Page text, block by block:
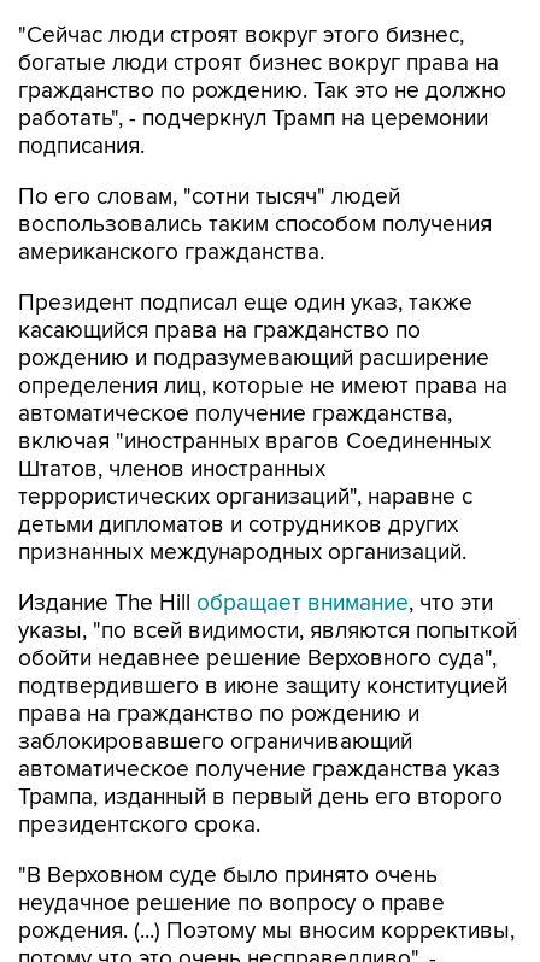
"Сейчас люди строят вокруг этого бизнес,
богатые люди строят бизнес вокруг права на
гражданство по рождению. Так это не должно
работать", - подчеркнул Трамп на церемонии
подписания.
По его словам, "сотни тысяч" людей
воспользовались таким способом получения
американского гражданства.
Президент подписал еще один указ, также
касающийся права на гражданство по
рождению и подразумевающий расширение
определения лиц, которые не имеют права на
автоматическое получение гражданства,
включая "иностранных врагов Соединенных
Штатов, членов иностранных
террористических организаций", наравне с
детьми дипломатов и сотрудников других
признанных международных организаций.
Издание The Hill обращает внимание, что эти
указы, "по всей видимости, являются попыткой
обойти недавнее решение Верховного суда",
подтвердившего в июне защиту конституцией
права на гражданство по рождению и
заблокировавшего ограничивающий
автоматическое получение гражданства указ
Трампа, изданный в первый день его второго
президентского срока.
"В Верховном суде было принято очень
неудачное решение по вопросу о праве
рождения. (...) Поэтому мы вносим коррективы,